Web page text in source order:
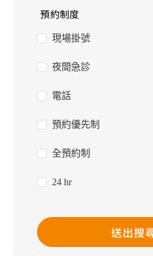
預約制度
現場掛號
夜間急診
電話
預約優先制
全預約制
24 hr
送出搜